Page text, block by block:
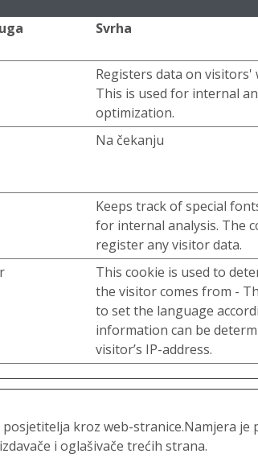
Svrha
Registers data on visitors'
This is used for internal
optimization.
Na čekanju
Keeps track of special
for internal analysis. The
register any visitor data.
This cookie is used to
the visitor comes from -
to set the language
information can be
visitor’s IP-address.
kroz web-stranice.Namjera
i oglašivače trećih strana.